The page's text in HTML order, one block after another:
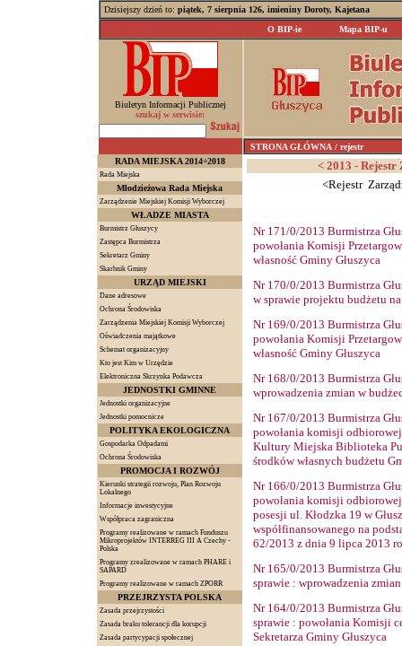
Dzisiejszy dzień to: piątek, 7 sierpnia 126, imieniny Doroty, Kajetana
O BIP-ie
Mapa BIP-u
Biuletyn Informacji Publicznej
szukaj w serwisie:
STRONA GŁÓWNA / rejestr
RADA MIEJSKA 2014÷2018
Rada Miejska
Młodzieżowa Rada Miejska
Zarządzenie Miejskiej Komisji Wyborczej
WŁADZE MIASTA
Burmistrz Głuszycy
Zastępca Burmistrza
Sekretarz Gminy
Skarbnik Gminy
URZĄD MIEJSKI
Dane adresowe
Ochrona Środowiska
Zarządzenia Miejskiej Komisji Wyborczej
Oświadczenia majątkowe
Schemat organizacyjny
Kto jest Kim w Urzędzie
Elektroniczna Skrzynka Podawcza
JEDNOSTKI GMINNE
Jednostki organizacyjne
Jednostki pomocnicze
POLITYKA EKOLOGICZNA
Gospodarka Odpadami
Ochrona Środowiska
PROMOCJA I ROZWÓJ
Kierunki strategii rozwoju, Plan Rozwoju
Lokalnego
Informacje inwestycyjne
Współpraca zagraniczna
Programy realizowane w ramach Funduszu
Mikroprojektów INTERREG III A Czechy -
Polska
Programy zrealizowane w ramach PHARE i
SAPARD
Programy realizowane w ramach ZPORR
PRZEJRZYSTA POLSKA
Zasada przejrzystości
Zasada braku tolerancji dla korupcji
Zasada partycypacji społecznej
< 2013 - Rejestr
<Rejestr
Nr 171/0/2013 Burmistrza
powołania Komisji
własność Gminy Głuszyca
Nr 170/0/2013 Burmistrza
w sprawie projektu budżetu
Nr 169/0/2013 Burmistrza
powołania Komisji
własność Gminy Głuszyca
Nr 168/0/2013 Burmistrza
wprowadzenia zmian w
Nr 167/0/2013 Burmistrza
powołania komisji
Kultury Miejska Biblioteka
środków własnych budżetu
Nr 166/0/2013 Burmistrza
powołania komisji
posesji ul. Kłodzka 19 w
współfinansowanego na
62/2013 z dnia 9 lipca 2013
Nr 165/0/2013 Burmistrza
sprawie: wprowadzenia
Nr 164/0/2013 Burmistrza
sprawie: powołania Komisji
Sekretarza Gminy Głuszyca